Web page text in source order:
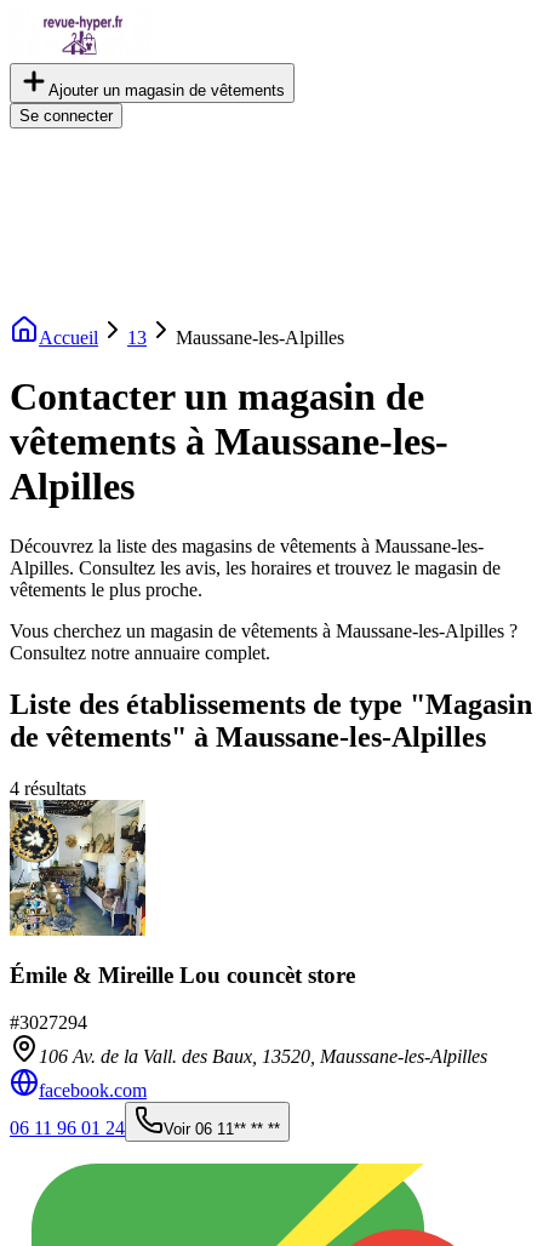
Ajouter un magasin de vêtements
Se connecter
Accueil 13 Maussane-les-Alpilles
Contacter un magasin de
vêtements à Maussane-les-
Alpilles
Découvrez la liste des magasins de vêtements à Maussane-les-
Alpilles. Consultez les avis, les horaires et trouvez le magasin de
vêtements le plus proche.
Vous cherchez un magasin de vêtements à Maussane-les-Alpilles ?
Consultez notre annuaire complet.
Liste des établissements de type "Magasin
de vêtements" à Maussane-les-Alpilles
4 résultats
Émile & Mireille Lou councèt store
#3027294
106 Av. de la Vall. des Baux, 13520 Maussane-les-Alpilles
facebook.com
06 11 96 01 24
Voir 06 11** ** **